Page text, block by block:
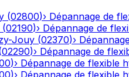
(02800)› Dépannage de
(02190)› Dépannage de
Jouy (02370)›
02290)› Dépannage de
)› Dépannage de flexible